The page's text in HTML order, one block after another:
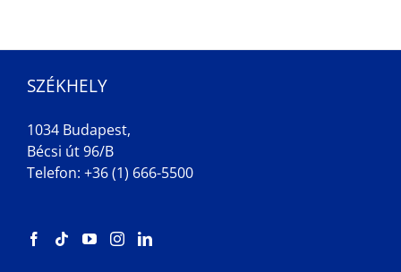
SZÉKHELY
1034 Budapest,
Bécsi út 96/B
Telefon: +36 (1) 666-5500